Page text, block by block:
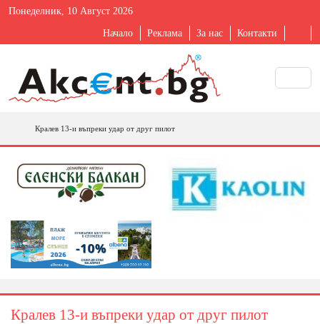
Понеделник, 10 Август 2026
Начало Реклама За нас Контакти
Кралев 13-и въпреки удар от друг пилот
Кралев 13-и въпреки удар от друг пилот